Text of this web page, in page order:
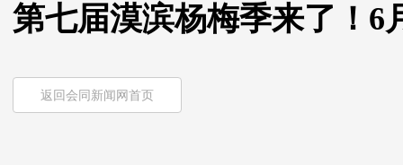
第七届漠滨杨梅季来了！6
返回会同新闻网首页